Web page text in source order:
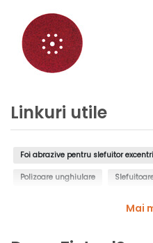
Linkuri utile
Foi abrazive pentru slefuitor
Polizoare unghiulare
Mai